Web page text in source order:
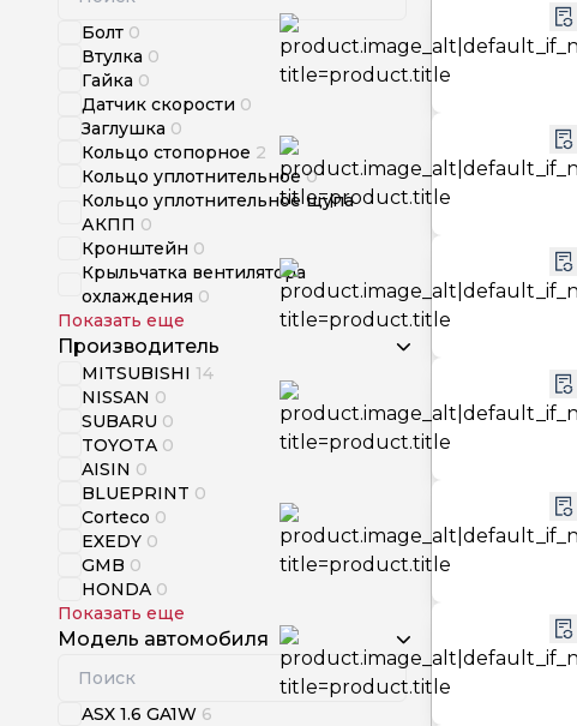
Болт 0
Втулка 0
Гайка 0
Датчик скорости 0
Заглушка 0
Кольцо стопорное 2
Кольцо уплотнительное0
Кольцо уплотнительное щупа
АКПП 0
Кронштейн 0
Крыльчатка вентилятора
охлаждения 0
Показать еще
Производитель
MITSUBISHI 14
NISSAN 0
SUBARU 0
TOYOTA 0
AISIN 0
BLUEPRINT 0
Corteco 0
EXEDY 0
GMB 0
HONDA 0
Показать еще
Модель автомобиля
ASX 1.6 GA1W 6